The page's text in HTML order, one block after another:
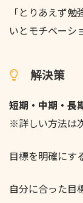
「とりあえず勉
いとモチベーシ
解決策
短期・中期・長
※詳しい方法は
目標を明確にす
自分に合った目